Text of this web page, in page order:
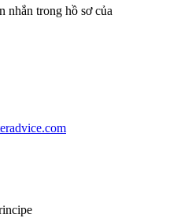
nhắn trong hồ sơ của